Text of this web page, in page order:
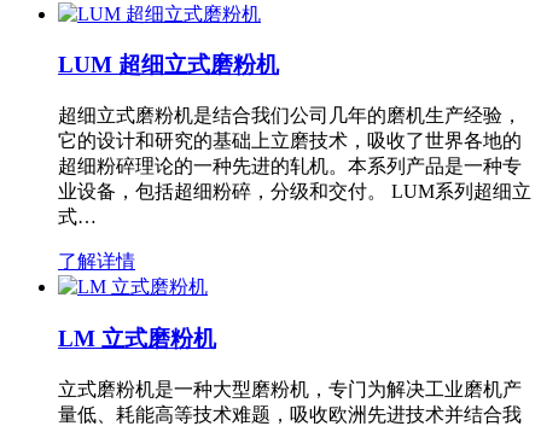
LUM 超细立式磨粉机
超细立式磨粉机是结合我们公司几年的磨机生产经验，
它的设计和研究的基础上立磨技术，吸收了世界各地的
超细粉碎理论的一种先进的轧机。本系列产品是一种专
业设备，包括超细粉碎，分级和交付。 LUM系列超细立
式…
了解详情
LM 立式磨粉机
立式磨粉机是一种大型磨粉机，专门为解决工业磨机产
量低、耗能高等技术难题，吸收欧洲先进技术并结合我